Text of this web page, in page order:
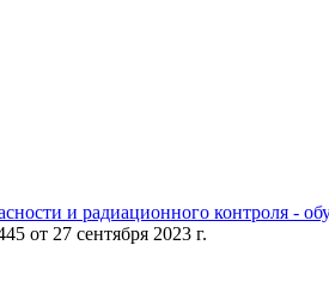
от 27 сентября 2023 г.